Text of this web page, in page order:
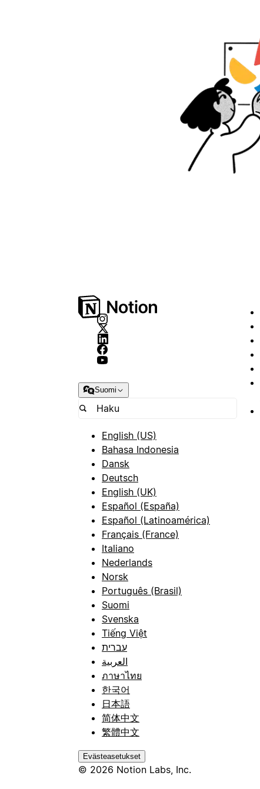
Suomi
English (US)
Bahasa Indonesia
Dansk
Deutsch
English (UK)
Español (España)
Español (Latinoamérica)
Français (France)
Italiano
Nederlands
Norsk
Português (Brasil)
Suomi
Svenska
Tiếng Việt
עברית
العربية
ภาษาไทย
한국어
日本語
简体中文
繁體中文
Evästeasetukset
© 2026 Notion Labs, Inc.